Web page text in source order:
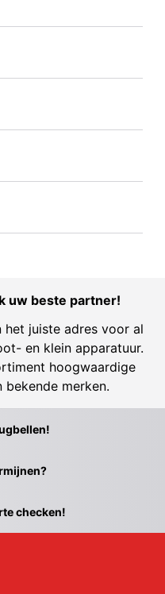
uw beste partner!
het juiste adres voor al
en klein apparatuur.
hoogwaardige
bekende merken.
checken!